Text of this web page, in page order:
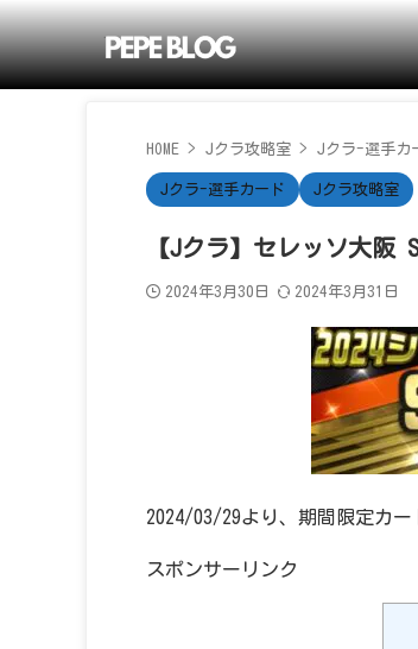
HOME > Jクラ攻略室 > Jクラ-選手カ
Jクラ-選手カード Jクラ攻略室
【Jクラ】セレッソ大阪
2024年3月30日 2024年3月31日
2024/03/29より、期間限定カー
スポンサーリンク